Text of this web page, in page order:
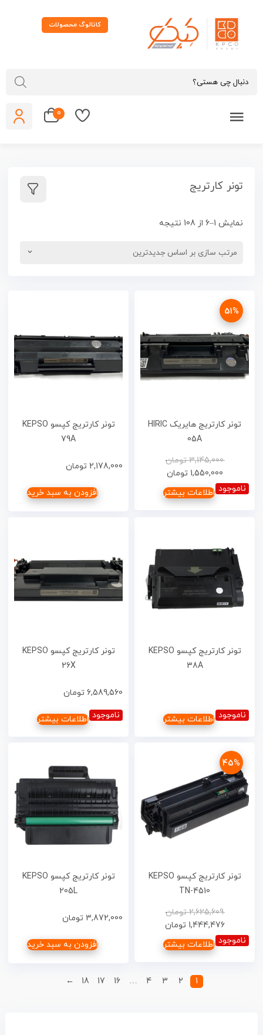
کاتالوگ محصولات
تونر کارتریج
نمایش 1–6 از 108 نتیجه
51%
تونر کارتریج هایریک HIRIC
05A
3,145,000 تومان
1,550,000 تومان
ناموجود اطلاعات بیشتر
تونر کارتریج کپسو KEPSO
79A
2,178,000 تومان
افزودن به سبد خرید
تونر کارتریج کپسو KEPSO
38A
ناموجود اطلاعات بیشتر
تونر کارتریج کپسو KEPSO
26X
6,589,560 تومان
ناموجود اطلاعات بیشتر
45%
تونر کارتریج کپسو KEPSO
TN-4510
2,625,609 تومان
1,444,476 تومان
ناموجود اطلاعات بیشتر
تونر کارتریج کپسو KEPSO
205L
3,872,000 تومان
افزودن به سبد خرید
2
3
4
…
16
17
18
←